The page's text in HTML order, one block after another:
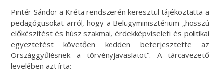
Pintér Sándor a Kréta rendszerén keresztül tájékoztatta a
pedagógusokat arról, hogy a Belügyminisztérium „hosszú
előkészítést és húsz szakmai, érdekképviseleti és politikai
egyeztetést követően kedden beterjesztette az
Országgyűlésnek a törvényjavaslatot”. A tárcavezető
levelében azt írta: